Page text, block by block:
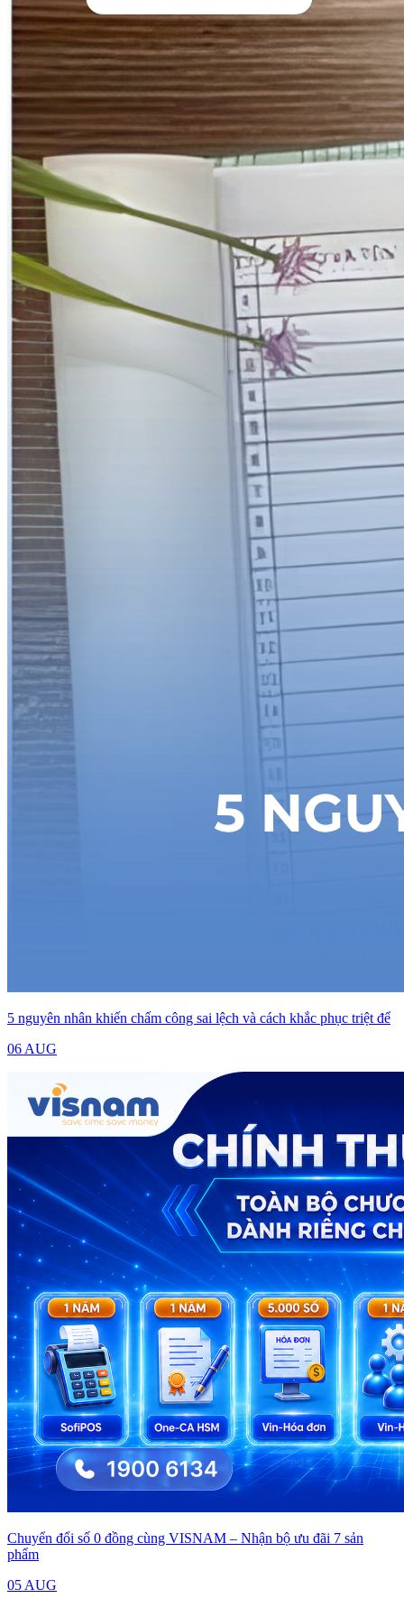
5 nguyên nhân khiến chấm công sai lệch và cách khắc phục triệt để
06 AUG
Chuyển đổi số 0 đồng cùng VISNAM – Nhận bộ ưu đãi 7 sản
phẩm
05 AUG